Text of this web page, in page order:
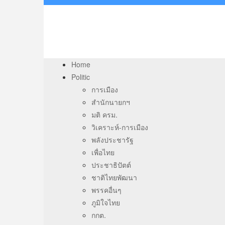
Home
Politic
การเมือง
สำนักนายกฯ
มติ ครม.
วิเคราะห์-การเมือง
พลังประชารัฐ
เพื่อไทย
ประชาธิปัตต์
ชาติไทยพัฒนา
พรรคอื่นๆ
ภูมิใจไทย
กกต.